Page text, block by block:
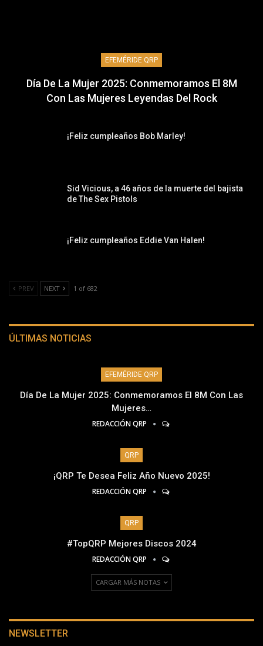
EFEMÉRIDE QRP
Día De La Mujer 2025: Conmemoramos El 8M
Con Las Mujeres Leyendas Del Rock
¡Feliz cumpleaños Bob Marley!
Sid Vicious, a 46 años de la muerte del bajista
de The Sex Pistols
¡Feliz cumpleaños Eddie Van Halen!
PREV NEXT 1 of 682
ÚLTIMAS NOTICIAS
EFEMÉRIDE QRP
Día De La Mujer 2025: Conmemoramos El 8M Con Las
Mujeres…
REDACCIÓN QRP
QRP
¡QRP Te Desea Feliz Año Nuevo 2025!
REDACCIÓN QRP
QRP
#TopQRP Mejores Discos 2024
REDACCIÓN QRP
CARGAR MÁS NOTAS
NEWSLETTER